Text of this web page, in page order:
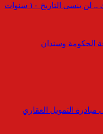
كلمة حق : د.شاكر أديت ماعليك .. لن ينسى التاريخ ١٠ سنوات
الحكومة وسندان
التمويل العقاري